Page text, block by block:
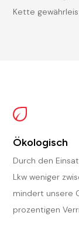
Kette
Ökologisch
Durch den
Lkw weniger
mindert unsere
prozentigen